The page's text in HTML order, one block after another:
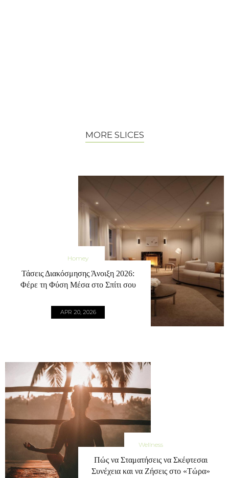
MORE SLICES
Homey
Τάσεις Διακόσμησης Άνοιξη 2026:
Φέρε τη Φύση Μέσα στο Σπίτι σου
APR 20, 2026
Wellness
Πώς να Σταματήσεις να Σκέφτεσαι
Συνέχεια και να Ζήσεις στο «Τώρα»